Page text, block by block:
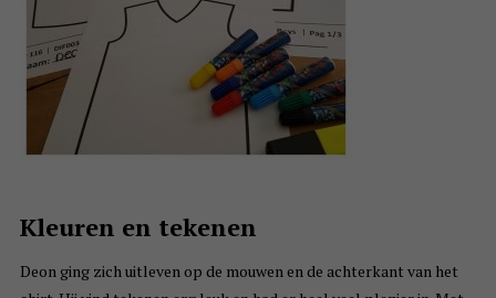
Kleuren en tekenen
Deon ging zich uitleven op de mouwen en de achterkant van het